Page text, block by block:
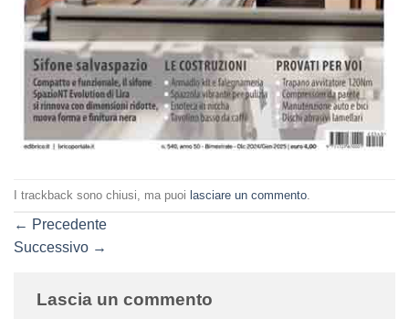
I trackback sono chiusi, ma puoi lasciare un commento
← Precedente
Successivo →
Lascia un commento